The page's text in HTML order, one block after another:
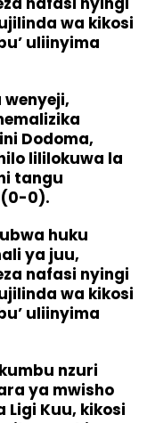
wa kikosi
uliinyima
wenyeji,
Dodoma,
lililokuwa la
tangu
(0-0).
huku
ya juu,
nafasi nyingi
wa kikosi
uliinyima
nzuri
ya mwisho
Kuu, kikosi